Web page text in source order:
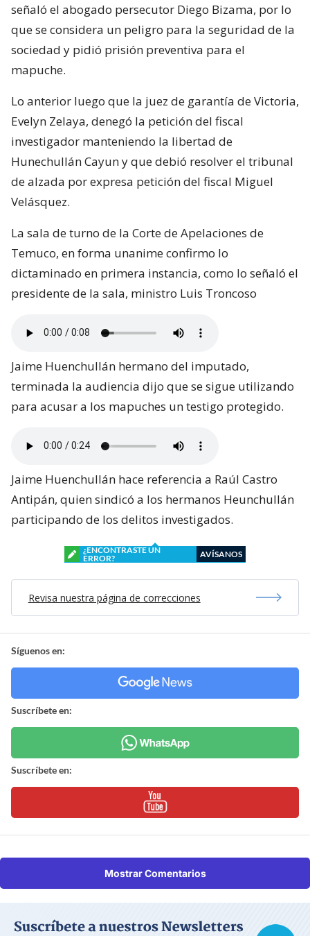
señaló el abogado persecutor Diego Bizama, por lo
que se considera un peligro para la seguridad de la
sociedad y pidió prisión preventiva para el
mapuche.
Lo anterior luego que la juez de garantía de Victoria,
Evelyn Zelaya, denegó la petición del fiscal
investigador manteniendo la libertad de
Hunechullán Cayun y que debió resolver el tribunal
de alzada por expresa petición del fiscal Miguel
Velásquez.
La sala de turno de la Corte de Apelaciones de
Temuco, en forma unanime confirmo lo
dictaminado en primera instancia, como lo señaló el
presidente de la sala, ministro Luis Troncoso
Jaime Huenchullán hermano del imputado,
terminada la audiencia dijo que se sigue utilizando
para acusar a los mapuches un testigo protegido.
Jaime Huenchullán hace referencia a Raúl Castro
Antipán, quien sindicó a los hermanos Heunchullán
participando de los delitos investigados.
¿ENCONTRASTE UN
ERROR?
AVÍSANOS
Revisa nuestra página de correcciones
Síguenos en:
Suscríbete en:
Suscríbete en:
Mostrar Comentarios